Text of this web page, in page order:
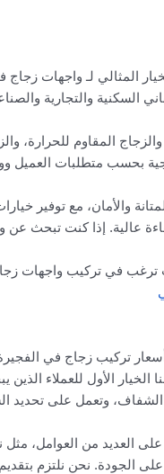
المثالي لـ واجهات
السكنية والتجارية
المقاوم للحرارة،
بحسب متطلبات
والأمان، مع توفير
عالية. إذا كنت تبحث
في تركيب واجهات
تركيب زجاج في
الخيار الأول للعملاء
وتعمل على تحديد
العديد من العوامل،
الجودة. نحن نلتزم